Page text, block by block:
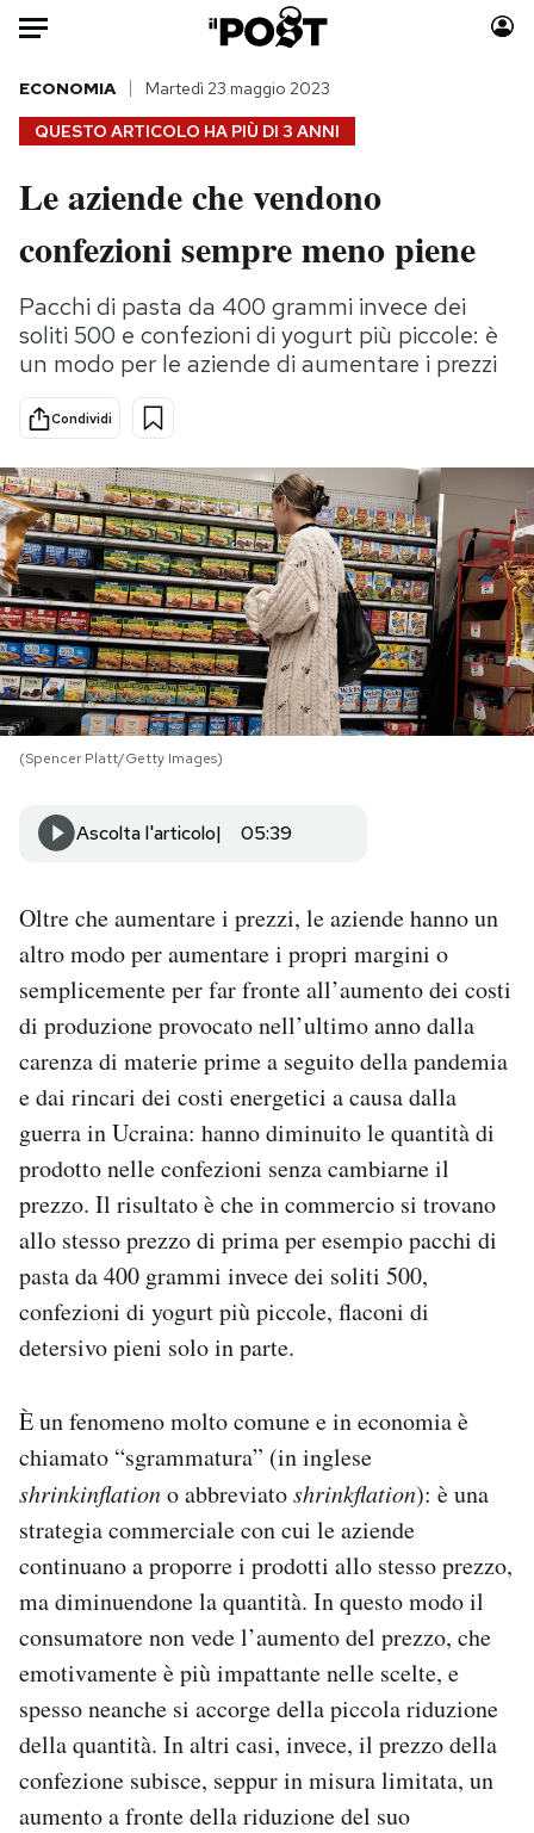
Auto
HOME
Italia
Politica
Tecnologia
Internet
Scienza
Cultura
Economia
Sport
Moda
Consumismi
Storie/Idee
Ok Boomer!
Media
Mondiali calcio 2026
PODCAST
NEWSLETTER
I MIEI PREFERITI
SHOP
AREA PERSONALE
Area Personale
Newsletter
Notifiche mobile
Esci
QUESTO ARTICOLO HA PIÙ DI 3 ANNI
ECONOMIA Martedì 23 maggio 2023
Le aziende che vendono
confezioni sempre meno piene
Pacchi di pasta da 400 grammi invece dei
soliti 500 e confezioni di yogurt più piccole: è
un modo per le aziende di aumentare i prezzi
Condividi
(Spencer Platt/Getty Images)
Ascolta l'articolo 05:39
Oltre che aumentare i prezzi, le aziende hanno un
altro modo per aumentare i propri margini o
semplicemente per far fronte all’aumento dei costi
di produzione provocato nell’ultimo anno dalla
carenza di materie prime a seguito della pandemia
e dai rincari dei costi energetici a causa dalla
guerra in Ucraina: hanno diminuito le quantità di
prodotto nelle confezioni senza cambiarne il
prezzo. Il risultato è che in commercio si trovano
allo stesso prezzo di prima per esempio pacchi di
pasta da 400 grammi invece dei soliti 500,
confezioni di yogurt più piccole, flaconi di
detersivo pieni solo in parte.
È un fenomeno molto comune e in economia è
chiamato “sgrammatura” (in inglese
shrinkinflationo abbreviatoshrinkflation): è una
strategia commerciale con cui le aziende
continuano a proporre i prodotti allo stesso prezzo,
ma diminuendone la quantità. In questo modo il
consumatore non vede l’aumento del prezzo, che
emotivamente è più impattante nelle scelte, e
spesso neanche si accorge della piccola riduzione
della quantità. In altri casi, invece, il prezzo della
confezione subisce, seppur in misura limitata, un
aumento a fronte della riduzione del suo